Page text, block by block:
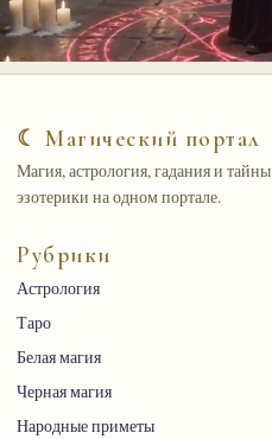
☾ Магический портал
Магия, астрология, гадания и
эзотерики на одном портале.
Рубрики
Астрология
Таро
Белая магия
Черная магия
Народные приметы